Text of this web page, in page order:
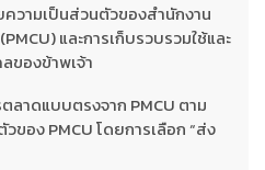
วามเป็นส่วนตัวของสำนักงาน
และการเก็บรวบรวมใช้และ
ของข้าพเจ้า
าดแบบตรงจาก PMCU ตาม
ของ PMCU โดยการเลือก “ส่ง